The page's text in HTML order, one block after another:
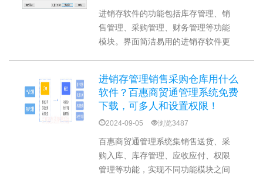
进销存软件的功能包括库存管理、销
售管理、采购管理、财务管理等功能
模块。界面简洁易用的进销存软件更
选择设置，然后进行安装就可以。
进销存管理销售采购仓库用什么
软件？百惠商贸通管理系统免费
下载，可多人和设置权限！
2024-09-05 浏览3487
百惠商贸通管理系统集销售送货、采
购入库、库存管理、应收应付、权限
管理等功能，实现不同功能模块之间